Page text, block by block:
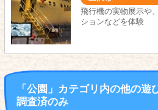
飛行機の実物展示や
ションなどを体験
「公園」カテゴリ内の他の
調査済のみ